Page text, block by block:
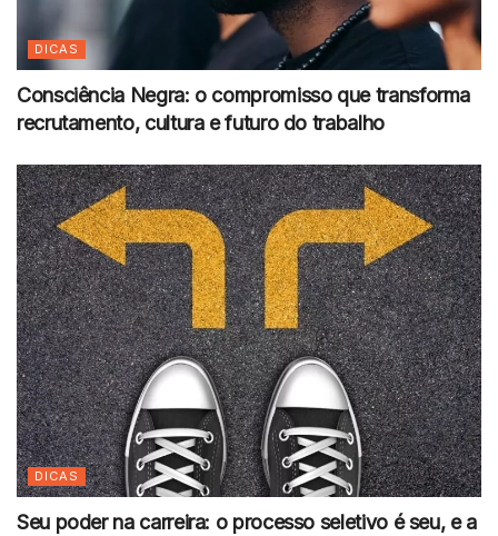
DICAS
Consciência Negra: o compromisso que transforma
recrutamento, cultura e futuro do trabalho
DICAS
Seu poder na carreira: o processo seletivo é seu, e a